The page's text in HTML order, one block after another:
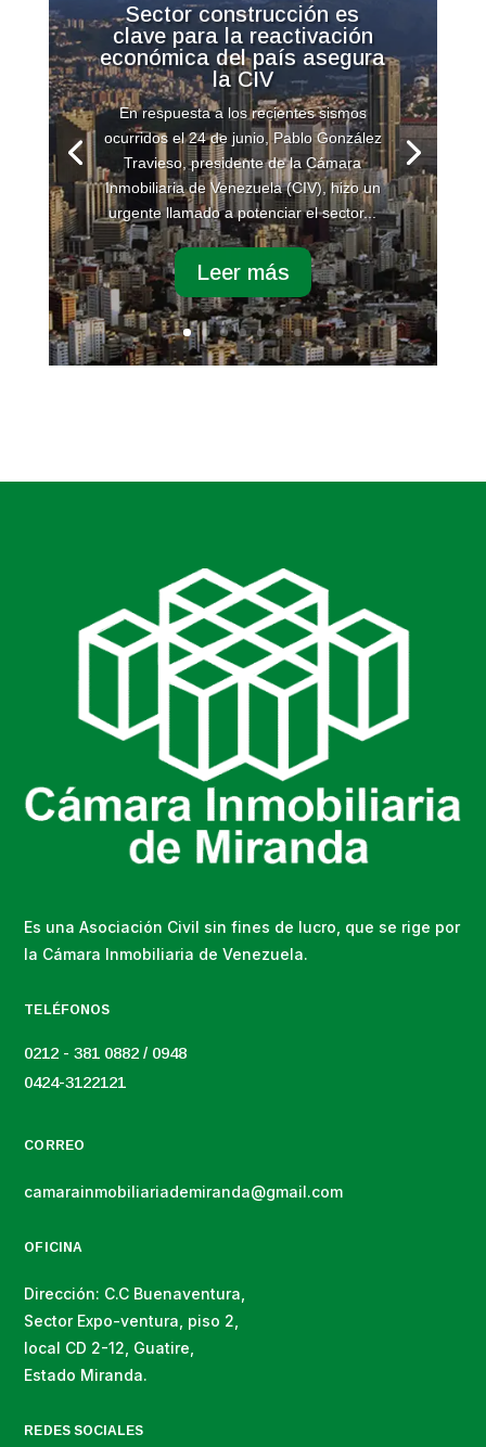
Sector construcción es
clave para la reactivación
económica del país asegura
la CIV
En respuesta a los recientes sismos
ocurridos el 24 de junio, Pablo González
Travieso, presidente de la Cámara
Inmobiliaria de Venezuela (CIV), hizo un
urgente llamado a potenciar el sector...
Leer más
Es una Asociación Civil sin fines de lucro, que se rige por
la Cámara Inmobiliaria de Venezuela.
TELÉFONOS
0212 - 381 0882 / 0948
0424-3122121
CORREO
camarainmobiliariademiranda@gmail.com
OFICINA
Dirección: C.C Buenaventura,
Sector Expo-ventura, piso 2,
local CD 2-12, Guatire,
Estado Miranda.
REDES SOCIALES